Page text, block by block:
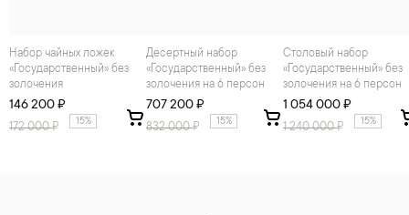
Набор чайных ложек
«Государственный» без
золочения
146 200 ₽
172 000₽ 15%
Десертный набор
«Государственный» без
золочения на 6 персон
707 200 ₽
832 000₽ 15%
Столовый набор
«Государственный» без
золочения на 6 персон
1 054 000 ₽
1 240 000₽ 15%